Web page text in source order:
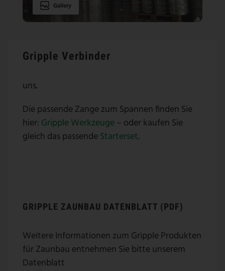
Gallery
Gripple Verbinder
uns.
Die passende Zange zum Spannen finden Sie
hier: Gripple Werkzeuge– oder kaufen Sie
gleich das passende Starterset.
GRIPPLE ZAUNBAU DATENBLATT (PDF)
Weitere Informationen zum Gripple Produkten
für Zaunbau entnehmen Sie bitte unserem
Datenblatt